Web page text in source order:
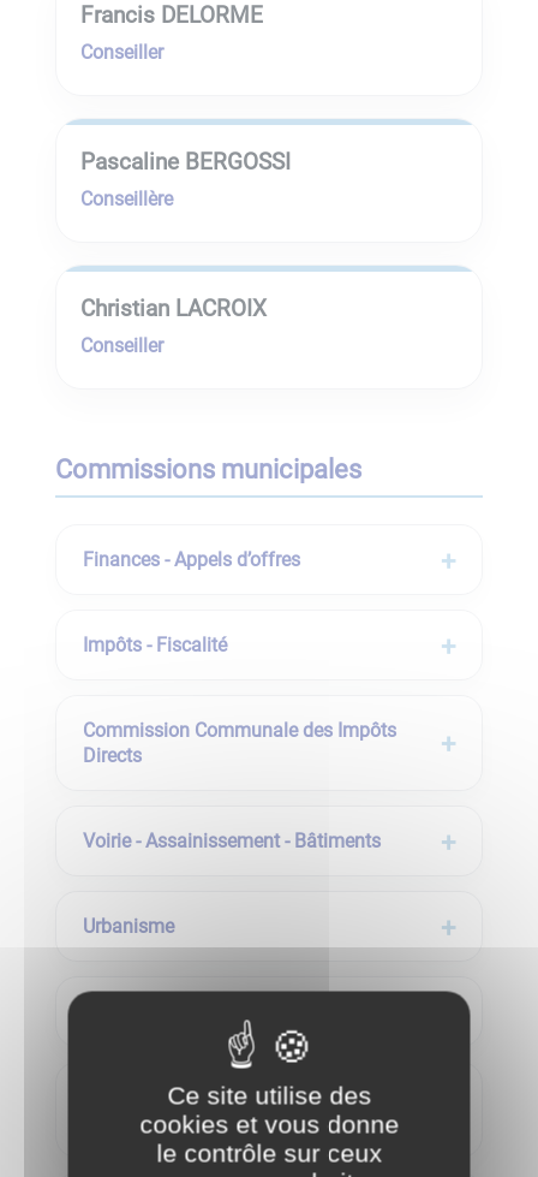
Francis DELORME
Conseiller
Pascaline BERGOSSI
Conseillère
Christian LACROIX
Conseiller
Commissions municipales
Finances - Appels d’offres
Impôts - Fiscalité
Commission Communale des Impôts
Directs
Voirie - Assainissement - Bâtiments
Urbanisme
Cadre de vie - Fleurissement -
Environnement
Ce site utilise des
cookies et vous donne
le contrôle sur ceux